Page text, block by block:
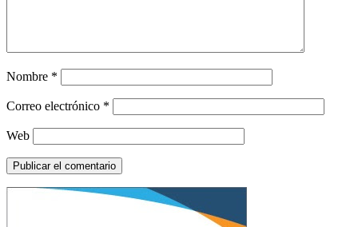
Nombre *
Correo electrónico *
Web